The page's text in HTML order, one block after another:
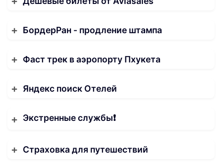
БордерРан - продление штампа
Фаст трек в аэропорту Пхукета
Яндекс поиск Отелей
Экстренные службы❗️
Страховка для путешествий